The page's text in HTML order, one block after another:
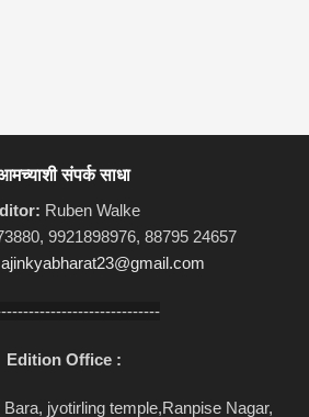
संपर्क साधा
Ruben Walke
9921898976, 88795 24657
ajinkyabharat23@gmail.com
Edition Office :
jyotirling temple,Ranpise Nagar,